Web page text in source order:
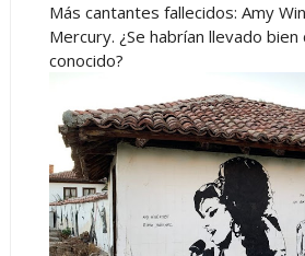
Más cantantes fallecidos: Amy
Mercury. ¿Se habrían llevado
conocido?